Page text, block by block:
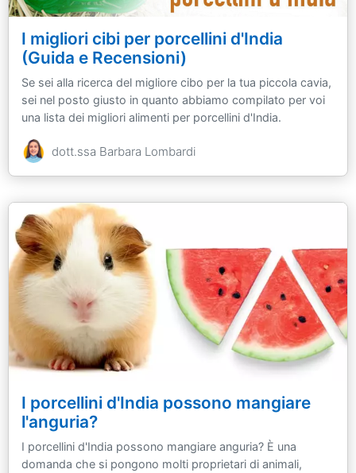
I migliori cibi per porcellini d'India
(Guida e Recensioni)
Se sei alla ricerca del migliore cibo per la tua piccola cavia,
sei nel posto giusto in quanto abbiamo compilato per voi
una lista dei migliori alimenti per porcellini d'India.
dott.ssa Barbara Lombardi
I porcellini d'India possono mangiare
l'anguria?
I porcellini d'India possono mangiare anguria? È una
domanda che si pongono molti proprietari di animali,